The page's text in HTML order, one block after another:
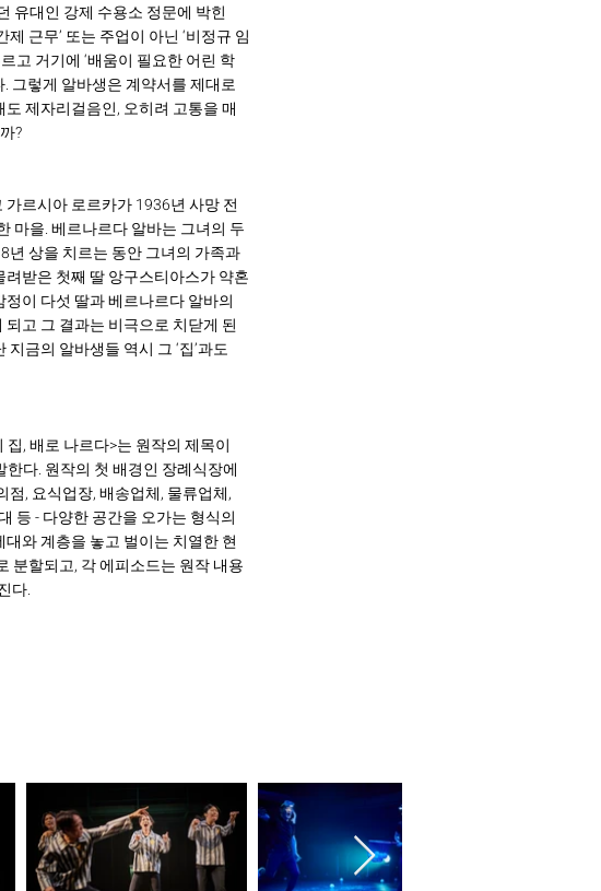
유대인 강제 수용소 정문에 박힌
근무’ 또는 주업이 아닌 ‘비정규 임
고 거기에 ‘배움이 필요한 어린 학
. 그렇게 알바생은 계약서를 제대로
제자리걸음인, 오히려 고통을 매
?
가르시아 로르카가 1936년 사망 전
마을. 베르나르다 알바는 그녀의 두
년 상을 치르는 동안 그녀의 가족과
받은 첫째 딸 앙구스티아스가 약혼
이 다섯 딸과 베르나르다 알바의
고 그 결과는 비극으로 치닫게 된
금의 알바생들 역시 그 ‘집’과도
, 배로 나르다>는 원작의 제목이
한다. 원작의 첫 배경인 장례식장에
, 요식업장, 배송업체, 물류업체,
등 - 다양한 공간을 오가는 형식의
와 계층을 놓고 벌이는 치열한 현
분할되고, 각 에피소드는 원작 내용
다.